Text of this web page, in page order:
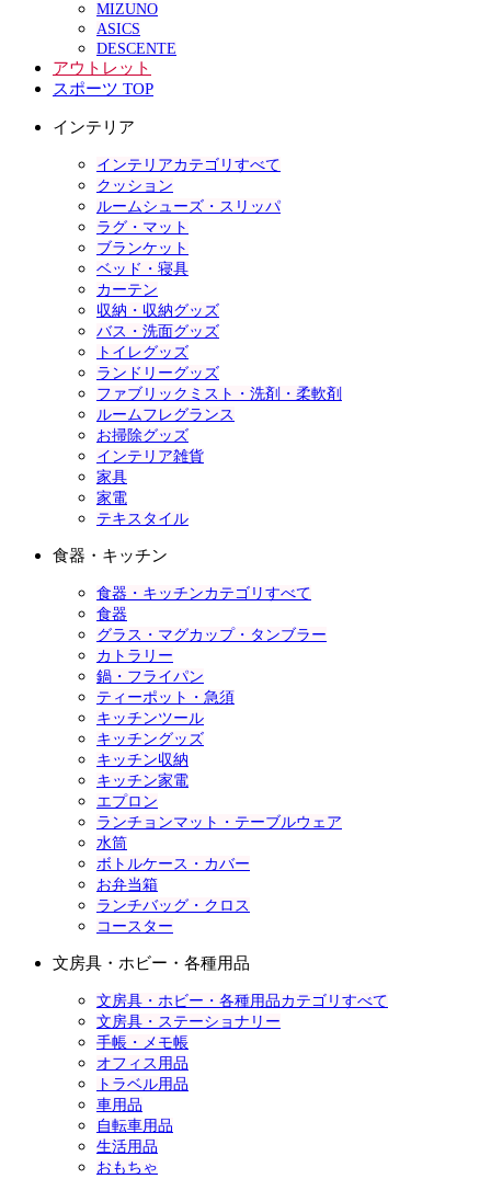
MIZUNO
ASICS
DESCENTE
アウトレット
スポーツ TOP
インテリア
インテリアカテゴリすべて
クッション
ルームシューズ・スリッパ
ラグ・マット
ブランケット
ベッド・寝具
カーテン
収納・収納グッズ
バス・洗面グッズ
トイレグッズ
ランドリーグッズ
ファブリックミスト・洗剤・柔軟剤
ルームフレグランス
お掃除グッズ
インテリア雑貨
家具
家電
テキスタイル
食器・キッチン
食器・キッチンカテゴリすべて
食器
グラス・マグカップ・タンブラー
カトラリー
鍋・フライパン
ティーポット・急須
キッチンツール
キッチングッズ
キッチン収納
キッチン家電
エプロン
ランチョンマット・テーブルウェア
水筒
ボトルケース・カバー
お弁当箱
ランチバッグ・クロス
コースター
文房具・ホビー・各種用品
文房具・ホビー・各種用品カテゴリすべて
文房具・ステーショナリー
手帳・メモ帳
オフィス用品
トラベル用品
車用品
自転車用品
生活用品
おもちゃ